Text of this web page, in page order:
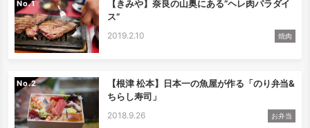
No.
【きみや】奈良の山奥にある”ヘレ肉パラダイ
ス”
2019.2.10 焼肉
No.
【根津 松本】日本一の魚屋が作る「のり弁当&
ちらし寿司」
2018.9.26 お弁当